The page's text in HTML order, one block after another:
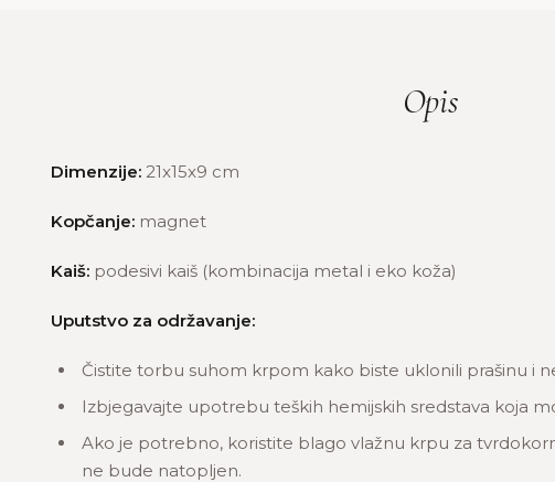
Opis
Dimenzije: 21x15x9 cm
Kopčanje: magnet
Kaiš: podesivi kaiš (kombinacija metal i eko koža)
Uputstvo za održavanje:
Čistite torbu suhom krpom kako biste uklonili prašinu i
Izbjegavajte upotrebu teških hemijskih sredstava koja
Ako je potrebno, koristite blago vlažnu krpu za
ne bude natopljen.